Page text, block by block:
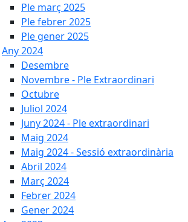
Ple març 2025
Ple febrer 2025
Ple gener 2025
Any 2024
Desembre
Novembre - Ple Extraordinari
Octubre
Juliol 2024
Juny 2024 - Ple extraordinari
Maig 2024
Maig 2024 - Sessió extraordinària
Abril 2024
Març 2024
Febrer 2024
Gener 2024